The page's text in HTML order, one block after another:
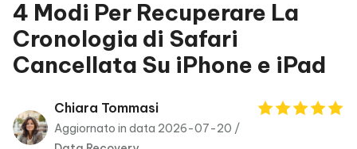
ReiBoot
for iOS
PDNob
PDF
New
4 Modi Per Recuperare La
Cronologia di Safari
Cancellata Su iPhone e iPad
Chiara Tommasi
Aggiornato in data 2026-07-20 /